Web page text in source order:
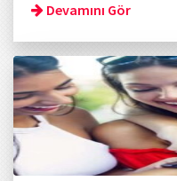
Devamını Gör